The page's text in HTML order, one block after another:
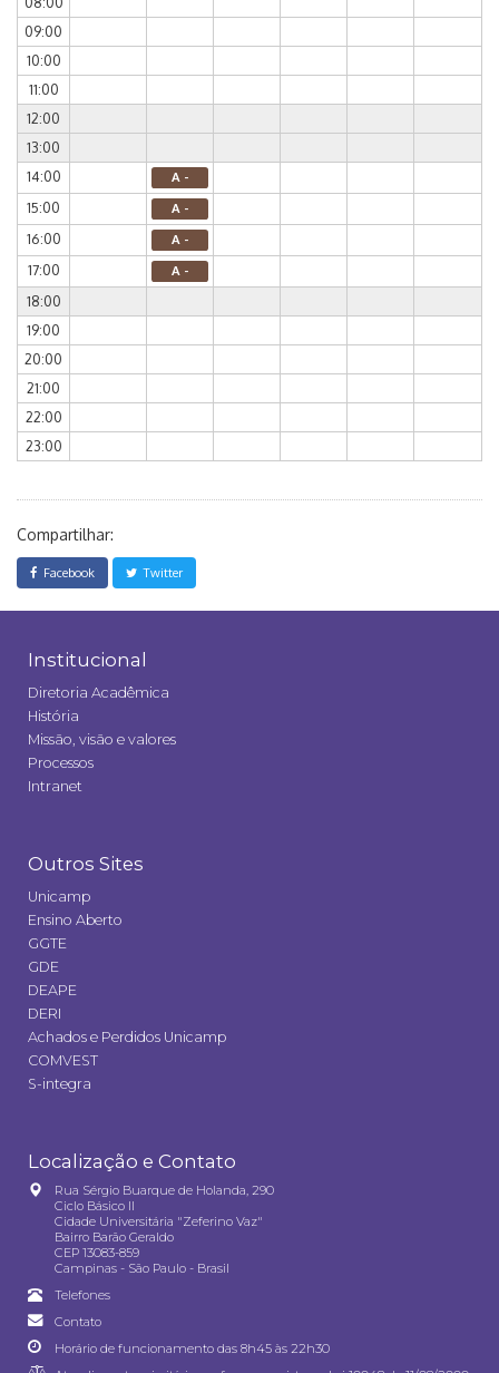
09:00
10:00
11:00
12:00
13:00
14:00
A -
15:00 A -
16:00 A -
17:00 A -
18:00
19:00
20:00
21:00
22:00
23:00
Compartilhar:
Facebook Twitter
Institucional
Diretoria Acadêmica
História
Missão, visão e valores
Processos
Intranet
Outros Sites
Unicamp
Ensino Aberto
GGTE
GDE
DEAPE
DERI
Achados e Perdidos Unicamp
COMVEST
S-integra
Localização e Contato
Rua Sérgio Buarque de Holanda, 290
Ciclo Básico II
Cidade Universitária "Zeferino Vaz"
Bairro Barão Geraldo
CEP 13083-859
Campinas - São Paulo - Brasil
Telefones
Contato
Horário de funcionamento das 8h45 às 22h30